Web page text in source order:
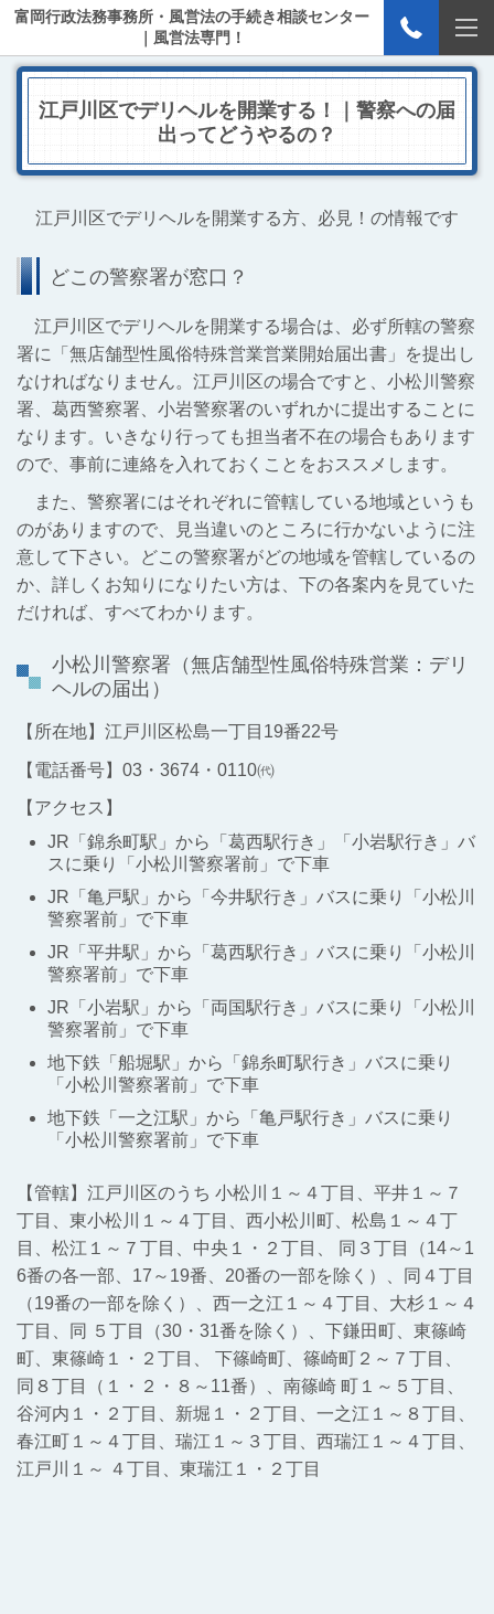
富岡行政法務事務所・風営法の手続き相談センター
｜風営法専門！
江戸川区でデリヘルを開業する！｜警察への届
出ってどうやるの？
江戸川区でデリヘルを開業する方、必見！の情報です
どこの警察署が窓口？
江戸川区でデリヘルを開業する場合は、必ず所轄の警察
署に「無店舗型性風俗特殊営業営業開始届出書」を提出し
なければなりません。江戸川区の場合ですと、小松川警察
署、葛西警察署、小岩警察署のいずれかに提出することに
なります。いきなり行っても担当者不在の場合もあります
ので、事前に連絡を入れておくことをおススメします。
また、警察署にはそれぞれに管轄している地域というも
のがありますので、見当違いのところに行かないように注
意して下さい。どこの警察署がどの地域を管轄しているの
か、詳しくお知りになりたい方は、下の各案内を見ていた
だければ、すべてわかります。
小松川警察署 （無店舗型性風俗特殊営業：デリ
ヘルの届出）
【所在地】江戸川区松島一丁目19番22号
【電話番号】03・3674・0110㈹
【アクセス】
JR「錦糸町駅」から「葛西駅行き」「小岩駅行き」バ
スに乗り「小松川警察署前」で下車
JR「亀戸駅」から「今井駅行き」バスに乗り「小松川
警察署前」で下車
JR「平井駅」から「葛西駅行き」バスに乗り「小松川
警察署前」で下車
JR「小岩駅」から「両国駅行き」バスに乗り「小松川
警察署前」で下車
地下鉄「船堀駅」から「錦糸町駅行き」バスに乗り
「小松川警察署前」で下車
地下鉄「一之江駅」から「亀戸駅行き」バスに乗り
「小松川警察署前」で下車
【管轄】江戸川区のうち 小松川１～４丁目、平井１～７
丁目、東小松川１～４丁目、西小松川町、松島１～４丁
目、松江１～７丁目、中央１・２丁目、 同３丁目（14～1
6番の各一部、17～19番、20番の一部を除く）、同４丁目
（19番の一部を除く）、西一之江１～４丁目、大杉１～４
丁目、同 ５丁目（30・31番を除く）、下鎌田町、東篠崎
町、東篠崎１・２丁目、 下篠崎町、篠崎町２～７丁目、
同８丁目（１・２・８～11番）、南篠崎 町１～５丁目、
谷河内１・２丁目、新堀１・２丁目、一之江１～８丁目、
春江町１～４丁目、瑞江１～３丁目、西瑞江１～４丁目、
江戸川１～ ４丁目、東瑞江１・２丁目